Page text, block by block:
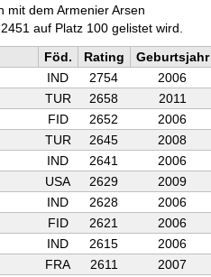
mit dem Armenier Arsen
auf Platz 100 gelistet wird.
Föd. Rating
Geburtsjahr
IND 2754
2006
TUR 2658
2011
FID 2652
2006
TUR 2645
2008
IND 2641
2006
USA 2629
2009
IND 2628
2006
FID 2621
2006
IND 2615
2006
FRA 2611
2007